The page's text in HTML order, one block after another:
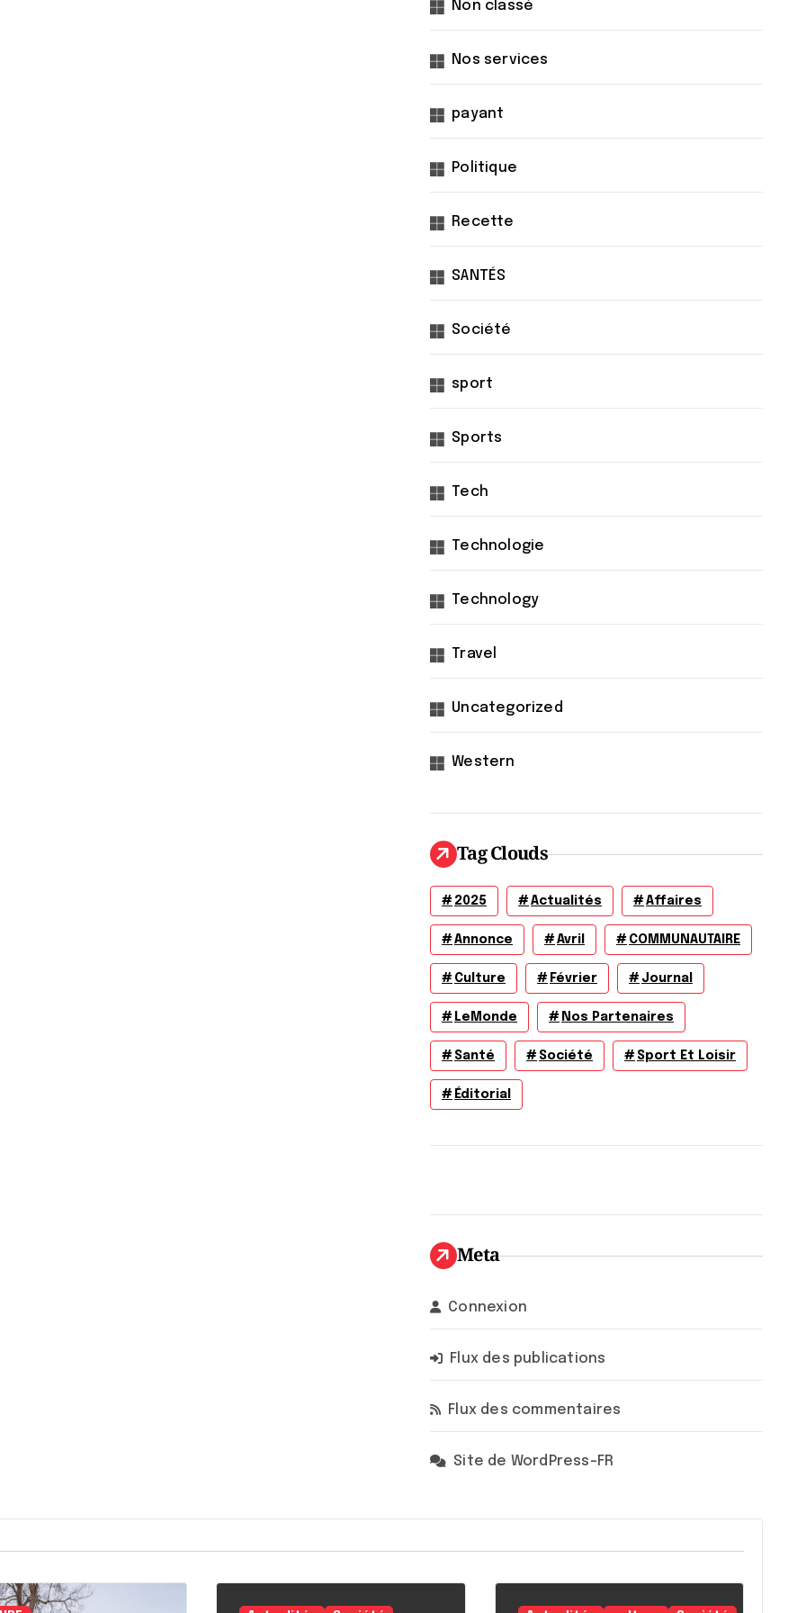
Non classé
Nos services
payant
Politique
Recette
SANTÉS
Société
sport
Sports
Tech
Technologie
Technology
Travel
Uncategorized
Western
Tag Clouds
2025 Actualités Affaires
Annonce Avril COMMUNAUTAIRE
Culture Février Journal
LeMonde Nos Partenaires
Santé Société Sport Et Loisir
Éditorial
Meta
Connexion
Flux des publications
Flux des commentaires
Site de WordPress-FR